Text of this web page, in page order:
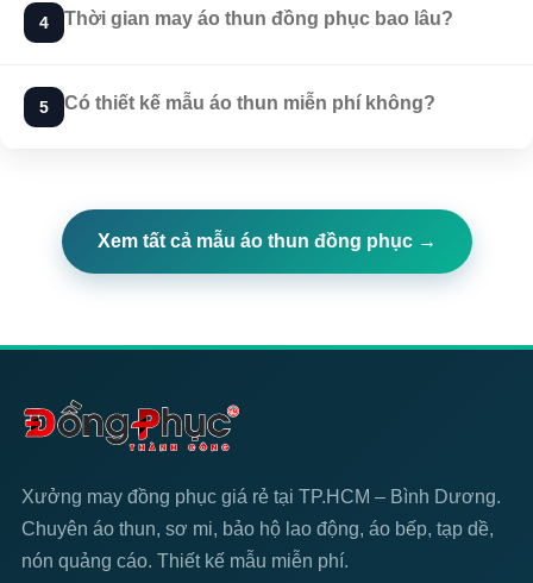
4 Thời gian may áo thun đồng phục bao lâu?
5 Có thiết kế mẫu áo thun miễn phí không?
Xem tất cả mẫu áo thun đồng phục →
Xưởng may đồng phục giá rẻ tại TP.HCM – Bình Dương.
Chuyên áo thun, sơ mi, bảo hộ lao động, áo bếp, tạp dề,
nón quảng cáo. Thiết kế mẫu miễn phí.